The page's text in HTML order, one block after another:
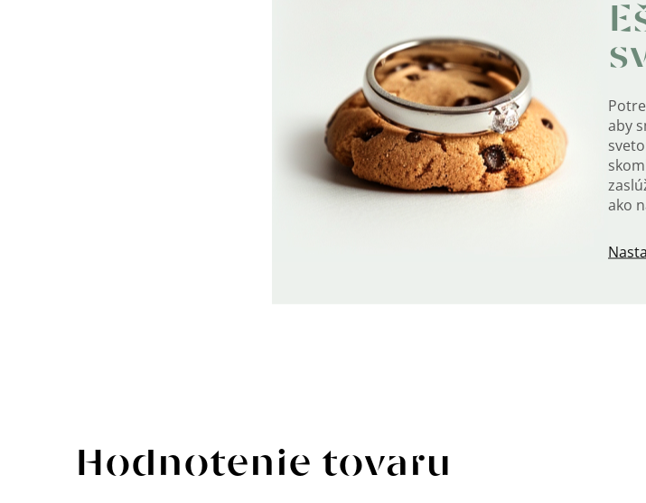
aby
ako
Hodnotenie tovaru
hodnotení